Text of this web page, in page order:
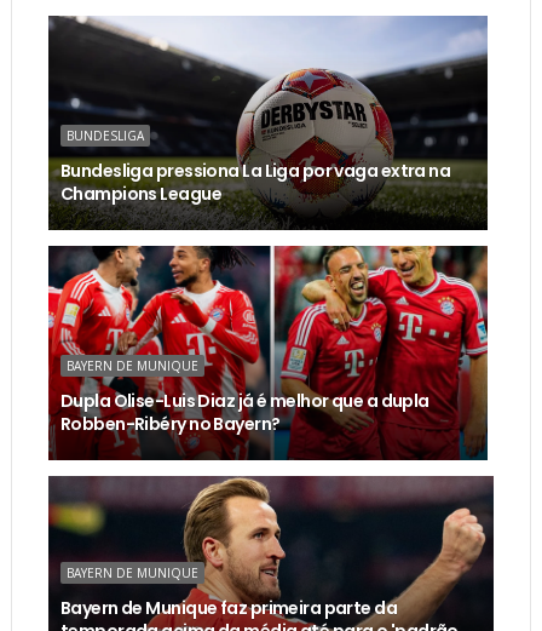
BUNDESLIGA
Bundesliga pressiona La Liga por vaga extra na
Champions League
BAYERN DE MUNIQUE
Dupla Olise-Luis Diaz já é melhor que a dupla
Robben-Ribéry no Bayern?
BAYERN DE MUNIQUE
Bayern de Munique faz primeira parte da